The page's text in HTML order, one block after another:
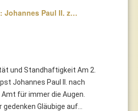
Johannes Paul II. z…
und Standhaftigkeit Am 2.
Johannes Paul II. nach
für immer die Augen.
Gläubige auf...